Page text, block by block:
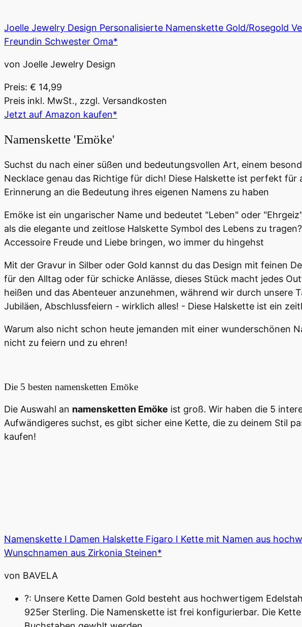
Joelle Jewelry Design Personalisierte Namenskette Gold/Rosegold
Freundin Schwester Oma*
von Joelle Jewelry Design
Preis: € 14,99
Preis inkl. MwSt., zzgl. Versandkosten
Jetzt auf Amazon kaufen*
Namenskette 'Emöke'
Suchst du nach einer süßen und bedeutungsvollen Art, einem
Necklace genau das Richtige für dich! Diese Halskette ist perfekt
Erinnerung an die Bedeutung ihres eigenen Namens zu haben
Emöke ist ein ungarischer Name und bedeutet "Leben" oder
als die elegante und zeitlose Halskette Symbol des Lebens zu
Accessoire Freude und Liebe bringen, wo immer du hingehst
Mit der Gravur in Silber oder Gold kannst du das Design mit feinen
für den Alltag oder für schicke Anlässe, dieses Stück macht jedes
heißen und das Abenteuer anzunehmen, während wir durch unsere
Jubiläen, Abschlussfeiern - wirklich alles! - Diese Halskette ist ein
Warum also nicht schon heute jemanden mit einer wunderschönen
nicht zu feiern und zu ehren!
Die 5 besten namensketten Emöke
Die Auswahl an namensketten Emöke ist groß. Wir haben die 5
Aufwändigeres suchst, es gibt sicher eine Kette, die zu deinem Stil
kaufen!
Namenskette I Damen Halskette Figaro I Kette mit Namen aus
Wunschnamen aus Zirkonia Steinen*
von BAVELA
?: Unsere Kette Damen Gold besteht aus hochwertigem
925er Sterling. Die Namenskette ist frei konfigurierbar. Die